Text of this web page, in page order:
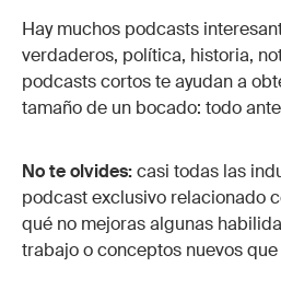
Hay muchos podcasts
verdaderos, política, historia,
podcasts cortos te ayudan a
tamaño de un bocado: todo
No te olvides:casi todas las
podcast exclusivo relacionado
qué no mejoras algunas
trabajo o conceptos nuevos